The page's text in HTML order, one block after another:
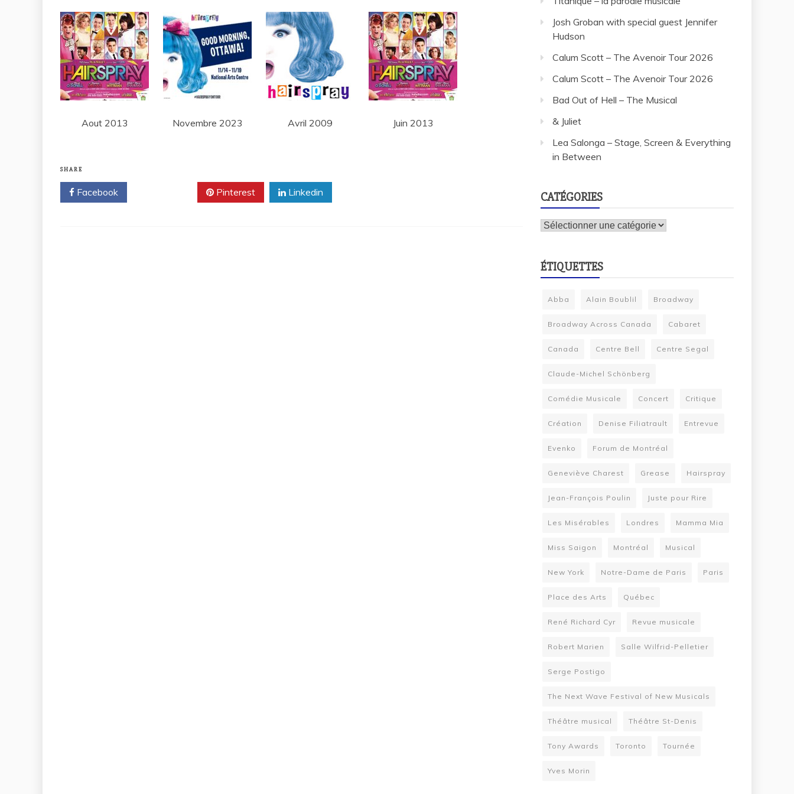
Aout 2013 Novembre 2023 Avril 2009 Juin 2013
SHARE
Facebook Pinterest Linkedin
Josh Groban with special guest Jennifer
Hudson
Calum Scott – The Avenoir Tour 2026
Calum Scott – The Avenoir Tour 2026
Bad Out of Hell – The Musical
& Juliet
Lea Salonga – Stage, Screen & Everything
in Between
CATÉGORIES
Catégories
ÉTIQUETTES
Abba Alain Boublil Broadway
Broadway Across Canada Cabaret
Canada Centre Bell Centre Segal
Claude-Michel Schönberg
Comédie Musicale Concert Critique
Création Denise Filiatrault Entrevue
Evenko Forum de Montréal
Geneviève Charest Grease Hairspray
Jean-François Poulin Juste pour Rire
Les Misérables Londres Mamma Mia
Miss Saigon Montréal Musical
New York Notre-Dame de Paris Paris
Place des Arts Québec
René Richard Cyr Revue musicale
Robert Marien Salle Wilfrid-Pelletier
Serge Postigo
The Next Wave Festival of New Musicals
Théâtre musical Théâtre St-Denis
Tony Awards Toronto Tournée
Yves Morin